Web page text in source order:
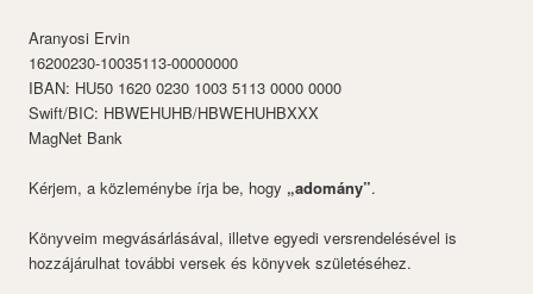
Aranyosi Ervin
16200230-10035113-00000000
IBAN: HU50 1620 0230 1003 5113 0000 0000
Swift/BIC: HBWEHUHB/HBWEHUHBXXX
MagNet Bank
Kérjem, a közleménybe írja be, hogy „adomány”.
Könyveim megvásárlásával, illetve egyedi versrendelésével is
hozzájárulhat további versek és könyvek születéséhez.